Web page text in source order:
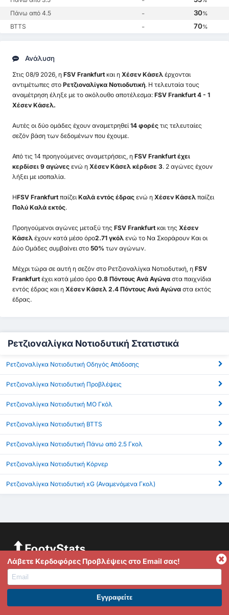
Πάνω από 4.5 - 30%
BTTS - 70%
Ανάλυση
Στις 08/9 2026, η FSV Frankfurt και η Χέσεν Κάσελ έρχονται
αντιμέτωπες στο Ρετζιοναλίγκα Νοτιοδυτική. Η τελευταία τους
αναμέτρηση έληξε με το ακόλουθο αποτέλεσμα: FSV Frankfurt 4 - 1
Χέσεν Κάσελ.
Αυτές οι δύο ομάδες έχουν αναμετρηθεί 14 φορές τις τελευταίες
σεζόν βάση των δεδομένων που έχουμε.
Από τις 14 προηγούμενες αναμετρήσεις, η FSV Frankfurt έχει
κερδίσει 9 αγώνες ενώ η Χέσεν Κάσελ κέρδισε 3. 2 αγώνες έχουν
λήξει με ισοπαλία.
ΗFSV Frankfurt παίζει Καλά εντός έδρας ενώ η Χέσεν Κάσελ παίζει
Πολύ Καλά εκτός.
Προηγούμενοι αγώνες μεταξύ της FSV Frankfurt και της Χέσεν
Κάσελ έχουν κατά μέσο όρο2.71 γκόλ ενώ το Να Σκοράρουν Και οι
Δύο Ομάδες συμβαίνει στο 50% των αγώνων.
Μέχρι τώρα σε αυτή η σεζόν στο Ρετζιοναλίγκα Νοτιοδυτική, η FSV
Frankfurt έχει κατά μέσο όρο 0.8 Πόντους Ανά Αγώνα στα παιχνίδια
εντός έδρας και η Χέσεν Κάσελ 2.4 Πόντους Ανά Αγώνα στα εκτός
έδρας.
Ρετζιοναλίγκα Νοτιοδυτική Στατιστικά
Ρετζιοναλίγκα Νοτιοδυτική Οδηγός Απόδοσης
Ρετζιοναλίγκα Νοτιοδυτική Προβλέψεις
Ρετζιοναλίγκα Νοτιοδυτική ΜΟ Γκόλ
Ρετζιοναλίγκα Νοτιοδυτική BTTS
Ρετζιοναλίγκα Νοτιοδυτική Πάνω από 2.5 Γκολ
Ρετζιοναλίγκα Νοτιοδυτική Κόρνερ
Ρετζιοναλίγκα Νοτιοδυτική xG (Αναμενόμενα Γκολ)
Το FootyStats είναι η καλύτερη πηγή για στατιστικά όπως
Γκόλ, Over 2.5/Under 2.5, HT/FT, Dynamic In-Play Stats και
πολλά παραπάνω. Αν έχεις ερωτήσεις, σκέψεις ή σχόλια
μην διστάσεις να επικοινωνήσεις μαζί μας.
ΕΓΓΡΑΦΕΙΤΕ ΣΤΟ PREMIUM. ΕΠΩΦΕΛΗΘΕΙΤΕ ΤΩΡΑ.
Λάβετε Κερδοφόρες Προβλέψεις στο Email σας!